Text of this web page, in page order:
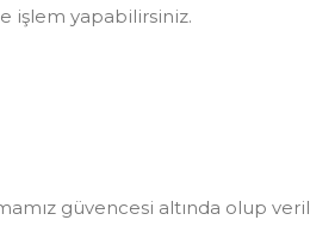
işlem yapabilirsiniz.
güvencesi altında olup